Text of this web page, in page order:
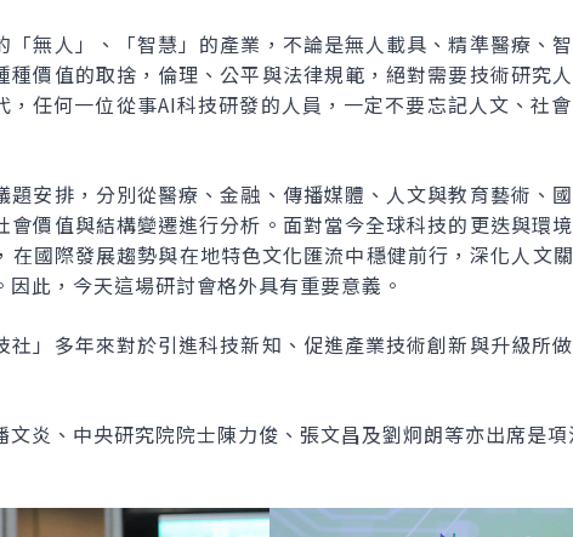
「無人」、「智慧」的產業，不論是無人載具、精準醫療、
種價值的取捨，倫理、公平與法律規範，絕對需要技術研究
任何一位從事AI科技研發的人員，一定不要忘記人文、社
題安排，分別從醫療、金融、傳播媒體、人文與教育藝術、
價值與結構變遷進行分析。面對當今全球科技的更迭與環
在國際發展趨勢與在地特色文化匯流中穩健前行，深化人文
此，今天這場研討會格外具有重要意義。
社」多年來對於引進科技新知、促進產業技術創新與升級所
炎、中央研究院院士陳力俊、張文昌及劉炯朗等亦出席是項